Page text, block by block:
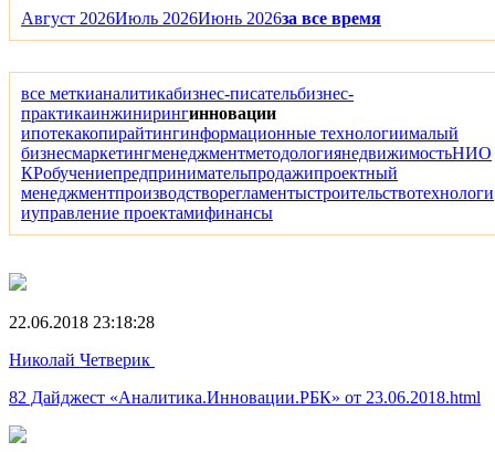
Август 2026Июль 2026Июнь 2026за все время
все меткианалитикабизнес-писательбизнес-
практикаинжинирингинновации
ипотекакопирайтингинформационные технологиималый
бизнесмаркетингменеджментметодологиянедвижимостьНИО
КРобучениепредпринимательпродажипроектный
менеджментпроизводстворегламентыстроительствотехнологи
иуправление проектамифинансы
22.06.2018 23:18:28
Николай Четверик
82 Дайджест «Аналитика.Инновации.РБК» от 23.06.2018.html